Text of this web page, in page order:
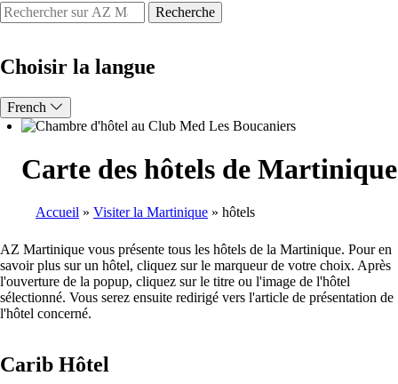
Recherche
Choisir la langue
French
Carte des hôtels de Martinique
Accueil Visiter la Martinique hôtels
AZ Martinique vous présente tous les hôtels de la Martinique. Pour en
savoir plus sur un hôtel, cliquez sur le marqueur de votre choix. Après
l'ouverture de la popup, cliquez sur le titre ou l'image de l'hôtel
sélectionné. Vous serez ensuite redirigé vers l'article de présentation de
l'hôtel concerné.
Carib Hôtel